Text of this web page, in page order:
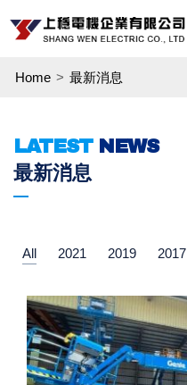
Home 最新消息
LATEST NEWS
最新消息
All 2021 2019 2017